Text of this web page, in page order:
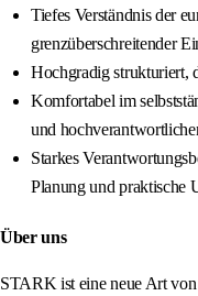
Tiefes Verständnis der
grenzüberschreitender
Hochgradig strukturiert,
Komfortabel im
und
Starkes
Planung und praktische
Über uns
STARK ist eine neue Art